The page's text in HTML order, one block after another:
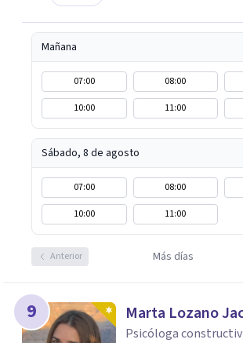
Mañana
07:00 08:00
10:00
11:00
Sábado, 8 de agosto
07:00 08:00
10:00
11:00
Anterior Más días
9 Marta Lozano
Psicóloga